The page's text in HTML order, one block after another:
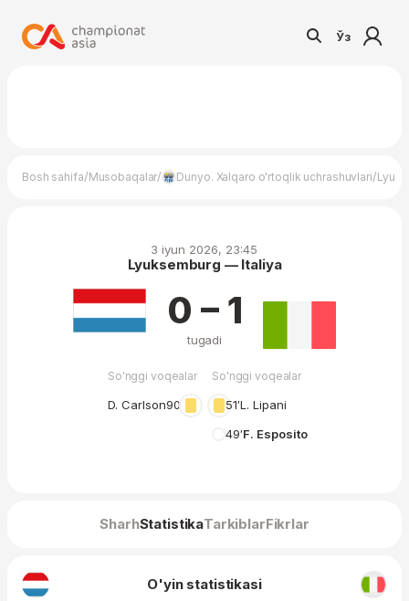
Ўз
Bosh sahifa/Musobaqalar/ Dunyo. Xalqaro o'rtoqlik uchrashuvlari/
3 iyun 2026, 23:45
Lyuksemburg — Italiya
So'nggi voqealar
D. Carlson90′
0 – 1
tugadi
So'nggi voqealar
51′L. Lipani
49′F. Esposito
SharhStatistikaTarkiblarFikrlar
O'yin statistikasi